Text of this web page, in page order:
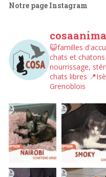
Notre page Instagram
😺familles
chats et chatons
nourrissage,
chats libres
Grenoblois